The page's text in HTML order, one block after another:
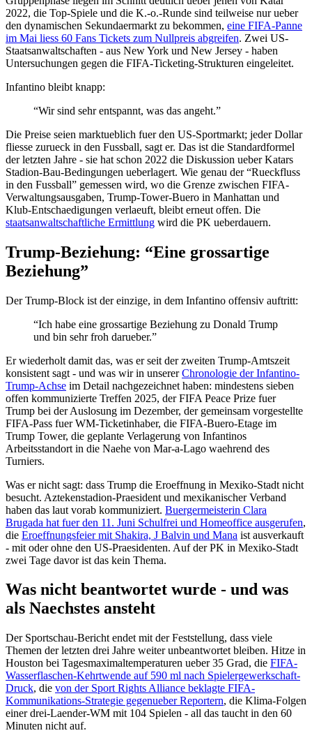
2022, die Top-Spiele und die K.-o.-Runde sind teilweise nur ueber
den dynamischen Sekundaermarkt zu bekommen, eine FIFA-Panne
im Mai liess 60 Fans Tickets zum Nullpreis abgreifen. Zwei US-
Staatsanwaltschaften - aus New York und New Jersey - haben
Untersuchungen gegen die FIFA-Ticketing-Strukturen eingeleitet.
Infantino bleibt knapp:
“Wir sind sehr entspannt, was das angeht.”
Die Preise seien marktueblich fuer den US-Sportmarkt; jeder Dollar
fliesse zurueck in den Fussball, sagt er. Das ist die Standardformel
der letzten Jahre - sie hat schon 2022 die Diskussion ueber Katars
Stadion-Bau-Bedingungen ueberlagert. Wie genau der “Rueckfluss
in den Fussball” gemessen wird, wo die Grenze zwischen FIFA-
Verwaltungsausgaben, Trump-Tower-Buero in Manhattan und
Klub-Entschaedigungen verlaeuft, bleibt erneut offen. Die
staatsanwaltschaftliche Ermittlung wird die PK ueberdauern.
Trump-Beziehung: “Eine grossartige
Beziehung”
Der Trump-Block ist der einzige, in dem Infantino offensiv auftritt:
“Ich habe eine grossartige Beziehung zu Donald Trump
und bin sehr froh darueber.”
Er wiederholt damit das, was er seit der zweiten Trump-Amtszeit
konsistent sagt - und was wir in unsererChronologie der Infantino-
Trump-Achse im Detail nachgezeichnet haben: mindestens sieben
offen kommunizierte Treffen 2025, der FIFA Peace Prize fuer
Trump bei der Auslosung im Dezember, der gemeinsam vorgestellte
FIFA-Pass fuer WM-Ticketinhaber, die FIFA-Buero-Etage im
Trump Tower, die geplante Verlagerung von Infantinos
Arbeitsstandort in die Naehe von Mar-a-Lago waehrend des
Turniers.
Was er nicht sagt: dass Trump die Eroeffnung in Mexiko-Stadt nicht
besucht. Aztekenstadion-Praesident und mexikanischer Verband
haben das laut vorab kommuniziert. Buergermeisterin Clara
Brugada hat fuer den 11. Juni Schulfrei und Homeoffice ausgerufen,
die Eroeffnungsfeier mit Shakira, J Balvin und Mana ist ausverkauft
- mit oder ohne den US-Praesidenten. Auf der PK in Mexiko-Stadt
zwei Tage davor ist das kein Thema.
Was nicht beantwortet wurde - und was
als Naechstes ansteht
Der Sportschau-Bericht endet mit der Feststellung, dass viele
Themen der letzten drei Jahre weiter unbeantwortet bleiben. Hitze in
Houston bei Tagesmaximaltemperaturen ueber 35 Grad, die FIFA-
Wasserflaschen-Kehrtwende auf 590 ml nach Spielergewerkschaft-
Druck, die von der Sport Rights Alliance beklagte FIFA-
Kommunikations-Strategie gegenueber Reportern, die Klima-Folgen
einer drei-Laender-WM mit 104 Spielen - all das taucht in den 60
Minuten nicht auf.